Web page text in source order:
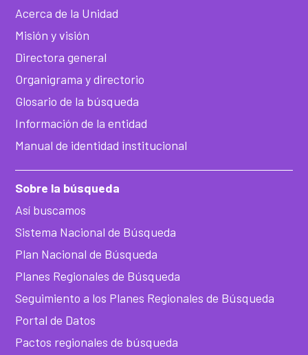
Acerca de la Unidad
Misión y visión
Directora general
Organigrama y directorio
Glosario de la búsqueda
Información de la entidad
Manual de identidad institucional
Sobre la búsqueda
Así buscamos
Sistema Nacional de Búsqueda
Plan Nacional de Búsqueda
Planes Regionales de Búsqueda
Seguimiento a los Planes Regionales de Búsqueda
Portal de Datos
Pactos regionales de búsqueda